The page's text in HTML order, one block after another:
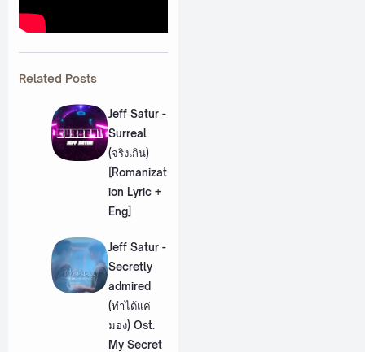
Related Posts
Jeff Satur -
Surreal
(จริงเกิน)
[Romanizat
ion Lyric +
Eng]
Jeff Satur -
Secretly
admired
(ทำได้แค่
มอง) Ost.
My Secret